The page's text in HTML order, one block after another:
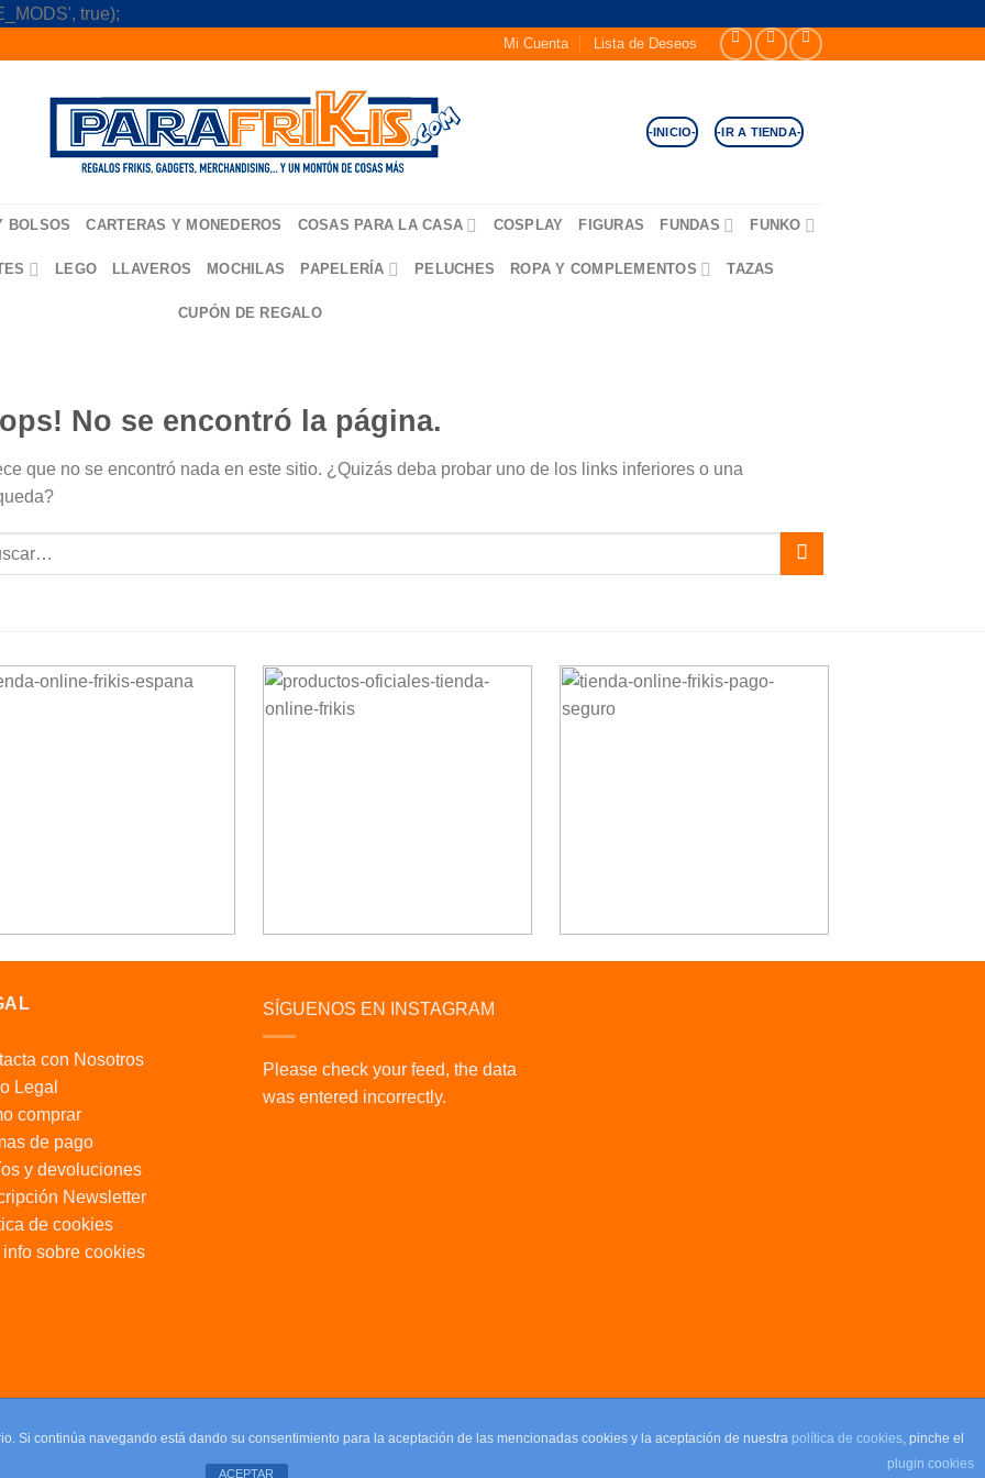
true);
Mi Cuenta Lista de Deseos
-INICIO- -IR A TIENDA-
BOLSOS CARTERAS Y MONEDEROS COSAS PARA LA CASA COSPLAY FIGURAS FUNDAS FUNKO
LEGO LLAVEROS MOCHILAS PAPELERÍA PELUCHES ROPA Y COMPLEMENTOS TAZAS
CUPÓN DE REGALO
No se encontró la página.
que no se encontró nada en este sitio. ¿Quizás deba probar uno de los links inferiores o una
con Nosotros
Legal
comprar
de pago
y devoluciones
Newsletter
de cookies
info sobre cookies
SÍGUENOS EN INSTAGRAM
Please check your feed, the data
was entered incorrectly.
Si continúa navegando está dando su consentimiento para la aceptación de las mencionadas cookies y la aceptación de nuestra política de cookies, pinche el
plugin cookies
ACEPTAR